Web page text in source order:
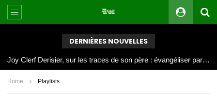
DERNIÈRES NOUVELLES
Joy Clerf Derisier, sur les traces de son père : évangéliser par la musique
Home Playlists